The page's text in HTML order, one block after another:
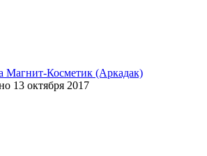
Магнит-Косметик (Аркадак)
13 октября 2017